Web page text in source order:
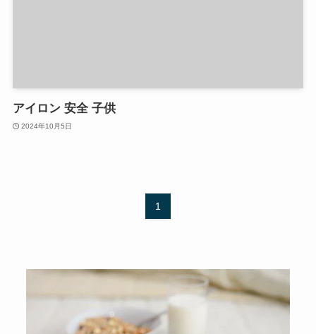
アイロン 安全 子供
2024年10月5日
1